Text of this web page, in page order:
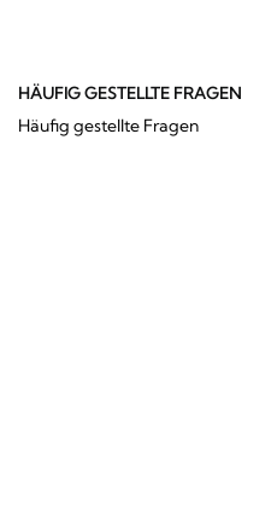
HÄUFIG GESTELLTE FRAGEN
Häufig gestellte Fragen